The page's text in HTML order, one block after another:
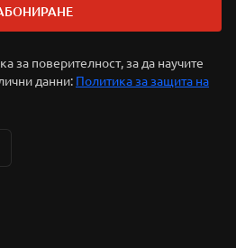
за поверителност, за да научите
данни: Политика за защита на